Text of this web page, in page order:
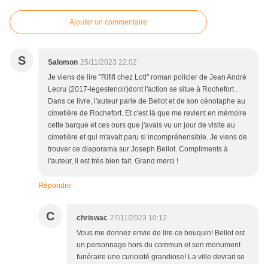
Ajouter un commentaire
S Salomon 25/11/2023 22:02
Je viens de lire "Rififi chez Loti" roman policier de Jean André
Lecru (2017-legestenoir)dont l'action se situe à Rochefort .
Dans ce livre, l'auteur parle de Bellot et de son cénotaphe au
cimetière de Rochefort. Et c'est là que me revient en mémoire
cette barque et ces ours que j'avais vu un jour de visite au
cimetière et qui m'avait paru si incompréhensible. Je viens de
trouver ce diaporama sur Joseph Bellot. Compliments à
l'auteur, il est très bien fait. Grand merci !
Répondre
C chriswac 27/11/2023 10:12
Vous me donnez envie de lire ce bouquin! Bellot est
un personnage hors du commun et son monument
funéraire une curiosité grandiose! La ville devrait se